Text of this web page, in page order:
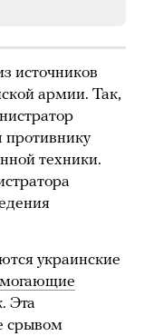
источников
армии. Так,
противнику
техники.
украинские
Эта
срывом